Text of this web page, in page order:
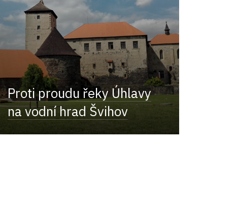
Proti proudu řeky Úhlavy
na vodní hrad Švihov